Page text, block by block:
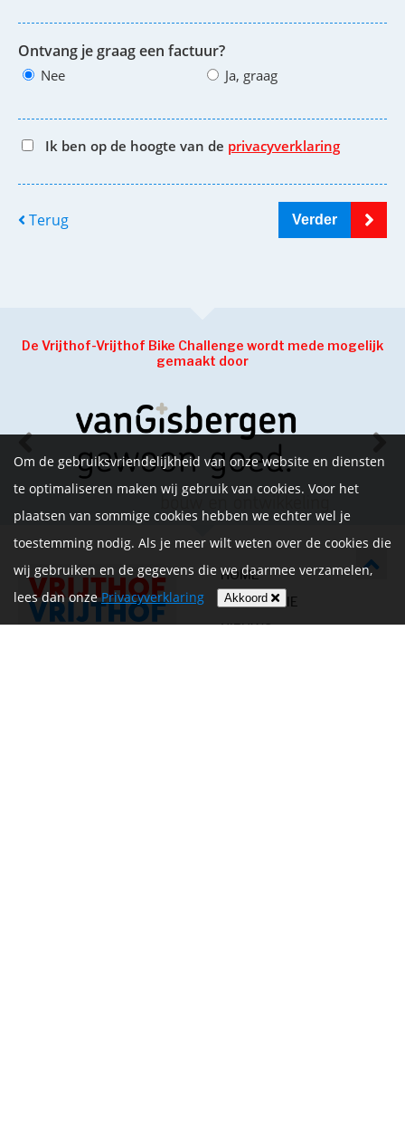
Ontvang je graag een factuur?
Nee Ja, graag
Ik ben op de hoogte van de privacyverklaring
Terug Verder
De Vrijthof-Vrijthof Bike Challenge wordt mede mogelijk
gemaakt door
HOME
INFORMATIE
NIEUWS
Om de gebruiksvriendelijkheid van onze website en diensten
te optimaliseren maken wij gebruik van cookies. Voor het
plaatsen van sommige cookies hebben we echter wel je
toestemming nodig. Als je meer wilt weten over de cookies die
wij gebruiken en de gegevens die we daarmee verzamelen,
lees dan onzePrivacyverklaring Akkoord